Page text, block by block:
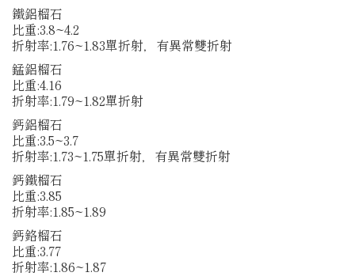
鐵鋁榴石
比重:3.8~4.2
折射率:1.76~1.83單折射，有異常雙折射
錳鋁榴石
比重:4.16
折射率:1.79~1.82單折射
鈣鋁榴石
比重:3.5~3.7
折射率:1.73~1.75單折射，有異常雙折射
鈣鐵榴石
比重:3.85
折射率:1.85~1.89
鈣鉻榴石
比重:3.77
折射率:1.86~1.87